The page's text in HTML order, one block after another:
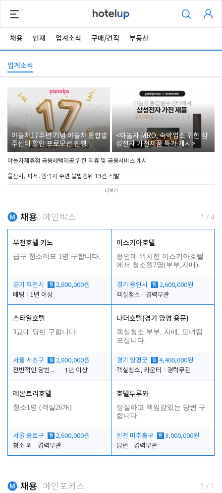
채용 인재 업계소식 구매/견적 부동산
업계소식
야놀자17주년 기념 야놀자 통합발
주센터 할인 프로모션 진행
<야놀자 MRO, 숙박업소 위한 삼
성전자 가전제품 특가 개시>
야놀자제휴점 금융혜택제공 위한 제휴 및 금융서비스 게시
울산시, 피서․행락지 주변 불법행위 19건 적발
더보기
채용 메인박스 1 / 4
부천호텔 키노
급구 청소이모 1명 구합니다.
경기 부천시 월 2,800,000원
베팅
1년 이상
이스키아호텔
용인에 위치한 이스키아호텔
에서 청소원2명(부부,자매)을
경기 용인시
월 2,600,000원
객실청소
경력무관
스타일호텔
3교대 당번 구합니다.
서울 서초구 월 2,800,000원
전반적인 당번업무
1년 이상
나더호텔(경기 양평 용문)
객실청소 부부, 자매, 모녀팀
모십니다.
경기 양평군 월 4,400,000원
객실청소, 카운터
경력무관
레몬트리호텔
청소1명 (객실26개)
서울 종로구 월 2,600,000원
청소 외
경력무관
호텔두루와
성실하고 책임감있는 당번 구
합니다.
인천 미추홀구 월 3,000,000원
당번
경력무관
채용 메인포커스 1 / 1